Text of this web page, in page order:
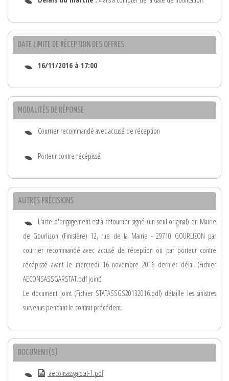
DATE LIMITE DE RÉCEPTION DES OFFRES
16/11/2016 à 17:00
MODALITÉS DE RÉPONSE
Courrier recommandé avec accusé de réception
Porteur contre récépissé
AUTRES PRÉCISIONS
L'acte d'engagement est à retourner signé (un seul original) en Mairie
de Gourlizon (Finistère) 12, rue de la Mairie - 29710 GOURLIZON par
courrier recommandé avec accusé de réception ou par porteur contre
récépissé avant le mercredi 16 novembre 2016 dernier délai (Fichier
AECONSASSGARSTAT.pdf joint)
Le document joint (Fichier STATASSGS20132016.pdf) détaille les sinistres
survenus pendant le contrat précédent.
DOCUMENT(S)
aeconsassgarstat-1.pdf